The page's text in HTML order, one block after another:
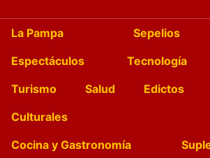
La Pampa Sepelios
Espectáculos
Tecnología
Turismo
Salud Edictos
Culturales
Cocina y Gastronomía